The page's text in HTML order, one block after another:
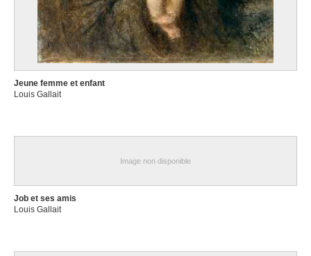
Jeune femme et enfant
Louis Gallait
Image non disponible
Job et ses amis
Louis Gallait